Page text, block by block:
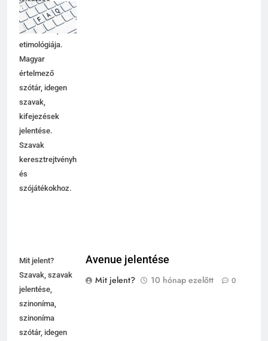
magyarázata,
használata,
etimológiája.
Magyar
értelmező
szótár, idegen
szavak,
kifejezések
jelentése.
Szavak
keresztrejtvényhez
és
szójátékokhoz.
Mit jelent?
Szavak, szavak
jelentése,
szinoníma,
szinoníma
szótár, idegen
Avenue jelentése
Mit jelent?
10 hónap ezelőtt 0